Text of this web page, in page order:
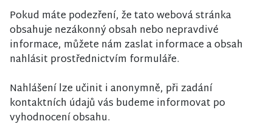
Pokud máte podezření, že tato webová stránka
obsahuje nezákonný obsah nebo nepravdivé
informace, můžete nám zaslat informace a obsah
nahlásit prostřednictvím formuláře.
Nahlášení lze učinit i anonymně, při zadání
kontaktních údajů vás budeme informovat po
vyhodnocení obsahu.